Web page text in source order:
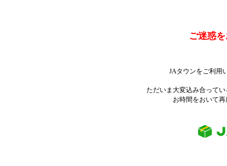
ご迷惑
JAタウンをご利用
ただいま大変込み合って
お時間をおいて